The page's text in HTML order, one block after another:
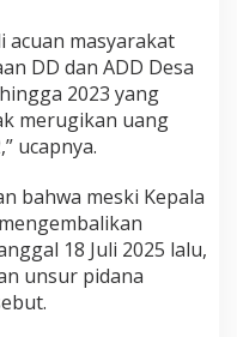
acuan masyarakat
DD dan ADD Desa
2023 yang
merugikan uang
ucapnya.
bahwa meski Kepala
18 Juli 2025 lalu,
unsur pidana